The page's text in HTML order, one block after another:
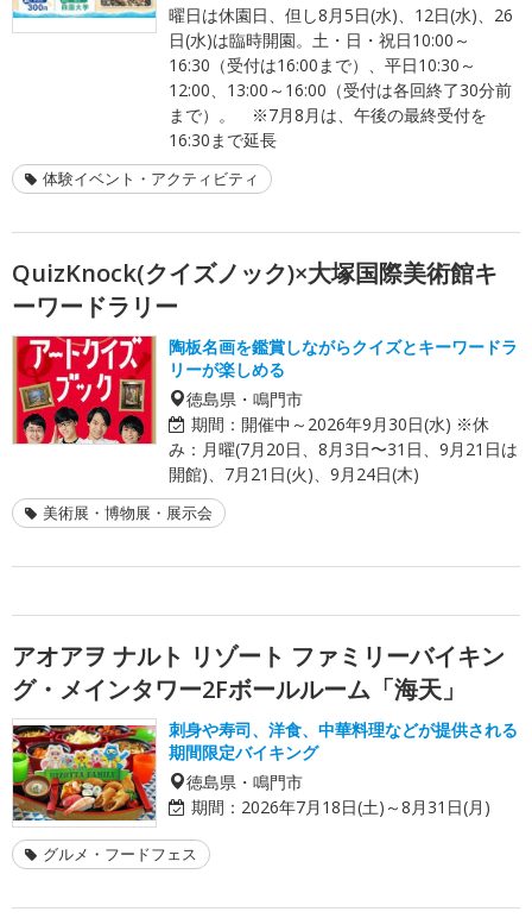
曜日は休園日、但し8月5日(水)、12日(水)、26
日(水)は臨時開園。土・日・祝日10:00～
16:30（受付は16:00まで）、平日10:30～
12:00、13:00～16:00（受付は各回終了30分前
まで）。 ※7月8月は、午後の最終受付を
16:30まで延長
体験イベント・アクティビティ
QuizKnock(クイズノック)×大塚国際美術館キ
ーワードラリー
陶板名画を鑑賞しながらクイズとキーワードラ
リーが楽しめる
徳島県・鳴門市
期間： 開催中～2026年9月30日(水) ※休
み：月曜(7月20日、8月3日〜31日、9月21日は
開館)、7月21日(火)、9月24日(木)
美術展・博物展・展示会
アオアヲ ナルト リゾート ファミリーバイキン
グ・メインタワー2Fボールルーム「海天」
刺身や寿司、洋食、中華料理などが提供される
期間限定バイキング
徳島県・鳴門市
期間： 2026年7月18日(土)～8月31日(月)
グルメ・フードフェス